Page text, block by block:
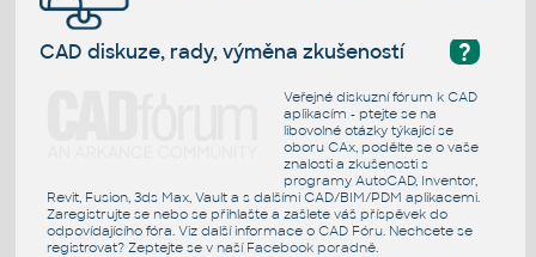
?
CAD diskuze, rady, výměna zkušeností
Veřejné diskuzní fórum k CAD
aplikacím - ptejte se na
libovolné otázky týkající se
oboru CAx, podělte se o vaše
znalosti a zkušenosti s
programy AutoCAD, Inventor,
Revit, Fusion, 3ds Max, Vault a s dalšími CAD/BIM/PDM aplikacemi.
Zaregistrujte se nebo se přihlašte a zašlete váš příspěvek do
odpovídajícího fóra. Viz další informace o CAD Fóru. Nechcete se
registrovat? Zeptejte se v naší Facebook poradně.